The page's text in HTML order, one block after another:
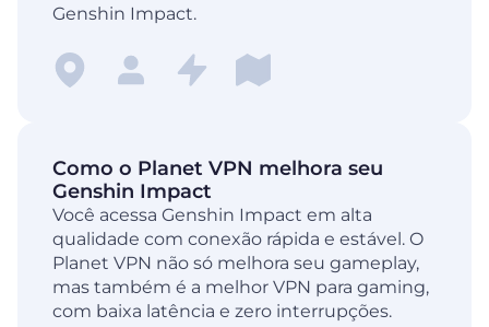
Genshin Impact.
Como o Planet VPN melhora seu
Genshin Impact
Você acessa Genshin Impact em alta
qualidade com conexão rápida e estável. O
Planet VPN não só melhora seu gameplay,
mas também é a melhor VPN para gaming,
com baixa latência e zero interrupções.